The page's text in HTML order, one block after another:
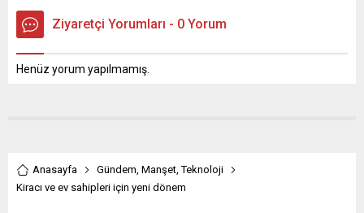
Ziyaretçi Yorumları - 0 Yorum
Henüz yorum yapılmamış.
Anasayfa Gündem, Manşet,Teknoloji
Kiracı ve ev sahipleri için yeni dönem